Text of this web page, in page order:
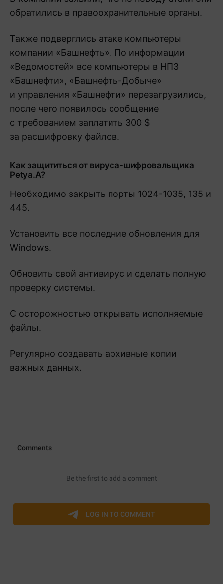
обратились в правоохранительные органы.
Также подверглись атаке компьютеры
компании «Башнефть». По информации
«Ведомостей» все компьютеры в НПЗ
«Башнефти», «Башнефть-Добыче»
и управления «Башнефти» перезагрузились,
после чего появилось сообщение
с требованием заплатить 300 $
за расшифровку файлов.
Как защититься от вируса-шифровальщика
Petya.A?
Необходимо закрыть порты 1024-1035, 135 и
445.
Установить все последние обновления для
Windows.
Обновить свой антивирус и сделать полную
проверку системы.
С осторожностью открывать исполняемые
файлы.
Регулярно создавать архивные копии
важных данных.